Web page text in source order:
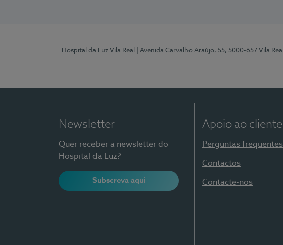
Hospital da Luz Vila Real | Avenida Carvalho Araújo, 55, 5000-657 Vila Real
Newsletter
Quer receber a newsletter do
Hospital da Luz?
Subscreva aqui
Apoio ao cliente
Perguntas frequentes
Contactos
Contacte-nos